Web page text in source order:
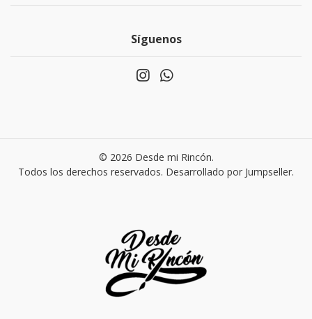
Síguenos
© 2026 Desde mi Rincón.
Todos los derechos reservados. Desarrollado por Jumpseller.